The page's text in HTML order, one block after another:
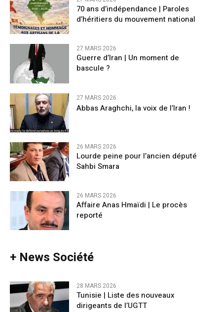
70 ans d’indépendance | Paroles
d’héritiers du mouvement national
27 MARS 2026
Guerre d’Iran | Un moment de
bascule ?
27 MARS 2026
Abbas Araghchi, la voix de l’Iran !
26 MARS 2026
Lourde peine pour l’ancien député
Sahbi Smara
26 MARS 2026
Affaire Anas Hmaïdi | Le procès
reporté
+ News Société
28 MARS 2026
Tunisie | Liste des nouveaux
dirigeants de l’UGTT